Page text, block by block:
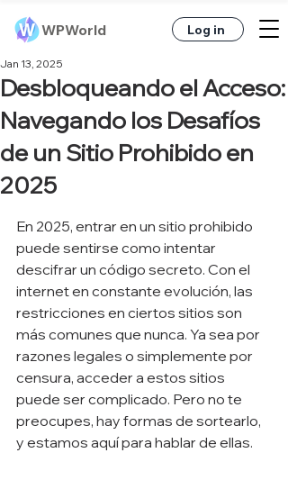
WPWorld Log in
Desbloqueando el Acceso:
Navegando los Desafíos
de un Sitio Prohibido en
2025
Jan 13, 2025
En 2025, entrar en un sitio prohibido
puede sentirse como intentar
descifrar un código secreto. Con el
internet en constante evolución, las
restricciones en ciertos sitios son
más comunes que nunca. Ya sea por
razones legales o simplemente por
censura, acceder a estos sitios
puede ser complicado. Pero no te
preocupes, hay formas de sortearlo,
y estamos aquí para hablar de ellas.